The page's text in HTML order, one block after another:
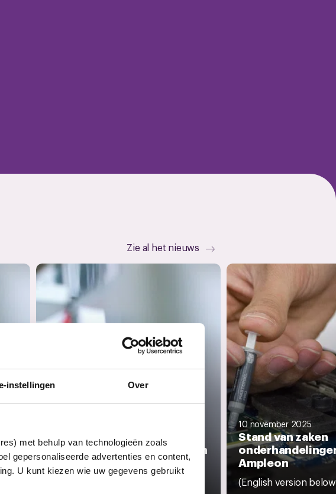
instellingen Over
met behulp van technologieën zoals
gepersonaliseerde advertenties en content,
U kunt kiezen wie uw gegevens gebruikt
Zie al het nieuws
18 november 2025
Vervolg cao-traject Ampleon
Op 10 november hebben we jullie
10 november 2025
Stand van zaken
Ampleon
(English version